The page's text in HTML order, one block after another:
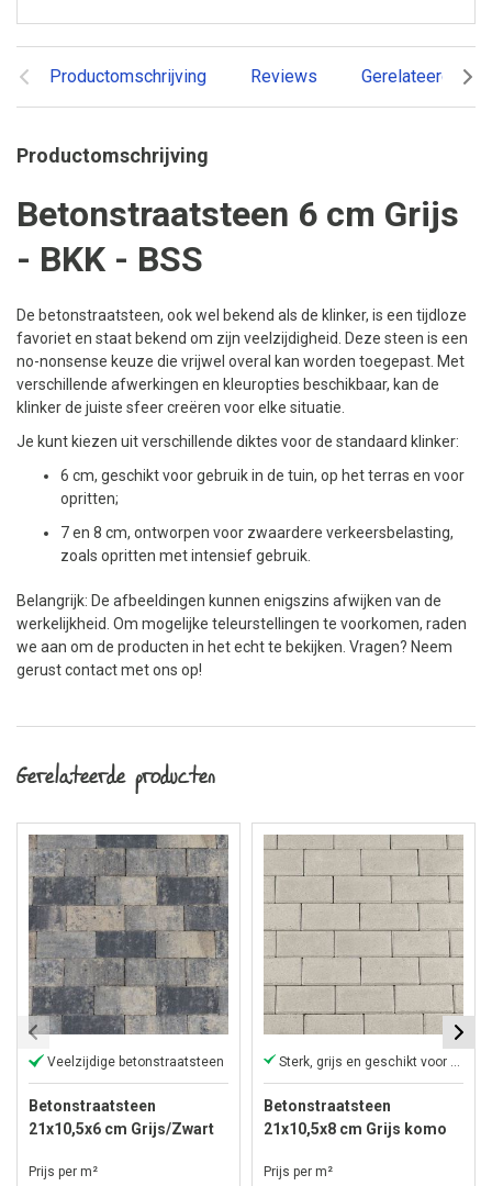
Productomschrijving Reviews Gerelateerde
Productomschrijving
Betonstraatsteen 6 cm Grijs
- BKK - BSS
De betonstraatsteen, ook wel bekend als de klinker, is een tijdloze
favoriet en staat bekend om zijn veelzijdigheid. Deze steen is een
no-nonsense keuze die vrijwel overal kan worden toegepast. Met
verschillende afwerkingen en kleuropties beschikbaar, kan de
klinker de juiste sfeer creëren voor elke situatie.
Je kunt kiezen uit verschillende diktes voor de standaard klinker:
6 cm, geschikt voor gebruik in de tuin, op het terras en voor
opritten;
7 en 8 cm, ontworpen voor zwaardere verkeersbelasting,
zoals opritten met intensief gebruik.
Belangrijk: De afbeeldingen kunnen enigszins afwijken van de
werkelijkheid. Om mogelijke teleurstellingen te voorkomen, raden
we aan om de producten in het echt te bekijken. Vragen? Neem
gerust contact met ons op!
Gerelateerde producten
Veelzijdige betonstraatsteen
Betonstraatsteen
21x10,5x6 cm Grijs/Zwart
Prijs per m²
Sterk, grijs en geschikt voor zwaar werk
Betonstraatsteen
21x10,5x8 cm Grijs komo
Prijs per m²